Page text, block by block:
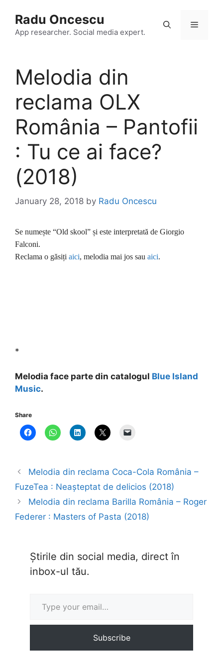
content
Radu Oncescu
App researcher. Social media expert.
Menu
Melodia din
reclama OLX
România – Pantofii
: Tu ce ai face?
(2018)
January 28, 2018 by Radu Oncescu
Se numește “Old skool” și este interpretată de Giorgio
Falconi.
Reclama o găsiți aici, melodia mai jos sau aici.
*
Melodia face parte din catalogul Blue Island
Music.
Share
Melodia din reclama Coca-Cola România –
FuzeTea : Neașteptat de delicios (2018)
Melodia din reclama Barilla România – Roger
Federer : Masters of Pasta (2018)
Știrile din social media, direct în
inbox-ul tău.
Subscribe